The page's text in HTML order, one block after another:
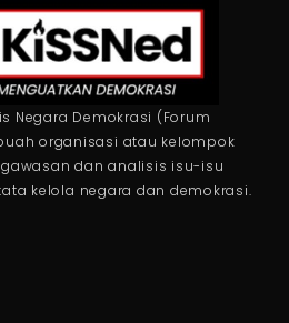
Negara Demokrasi (Forum
organisasi atau kelompok
dan analisis isu-isu
kelola negara dan demokrasi.